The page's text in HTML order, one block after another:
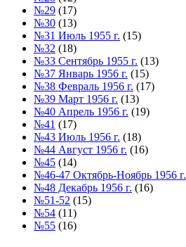
№29 (17)
№30 (13)
№31 Июль 1955 г. (15)
№32 (18)
№33 Сентябрь 1955 г. (13)
№37 Январь 1956 г. (15)
№38 Февраль 1956 г. (17)
№39 Март 1956 г. (13)
№40 Апрель 1956 г. (19)
№41 (17)
№43 Июль 1956 г. (18)
№44 Август 1956 г. (16)
№45 (14)
№46-47 Октябрь-Ноябрь 1956 г.
№48 Декабрь 1956 г. (16)
№51-52 (15)
№54 (11)
№55 (16)